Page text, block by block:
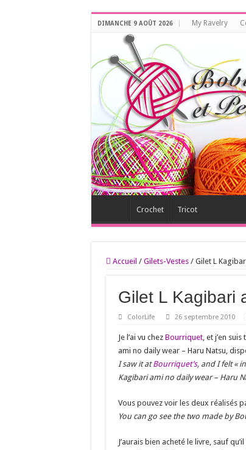
DIMANCHE 9 AOÛT 2026 My Ravelry
Crochet Tricot
Accueil / Gilets-Vestes / Gilet L
Gilet L Kagibari
ColorLife 26 septembre 2010
Je l’ai vu chez Bourriquet, et j’en
ami no daily wear – Haru Natsu,
I saw it atBourriquet’s, and I felt «
Kagibari ami no daily wear – Haru
Vous pouvez voir les deux réalisés
You can go see the two made by
J’aurais bien acheté le livre, sauf